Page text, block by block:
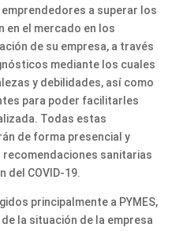
a superar los
en el mercado en los
de su empresa, a través
mediante los cuales
y debilidades, así como
para poder facilitarles
Todas estas
de forma presencial y
recomendaciones sanitarias
del COVID-19.
principalmente a PYMES,
la situación de la empresa